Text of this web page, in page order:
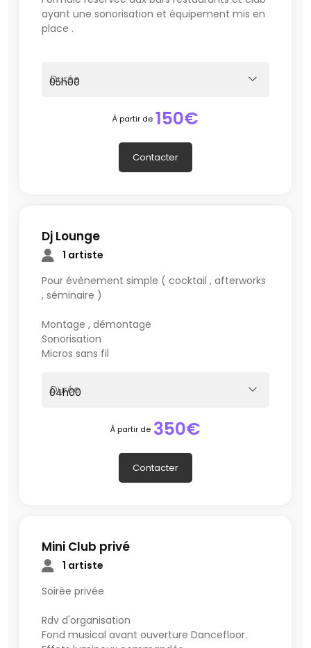
ayant une sonorisation et équipement mis en
place .
Durée
À partir de 150€
Contacter
Dj Lounge
1 artiste
Pour évènement simple ( cocktail , afterworks
, séminaire )
Montage , démontage
Sonorisation
Micros sans fil
Durée
À partir de 350€
Contacter
Mini Club privé
1 artiste
Soirée privée
Rdv d'organisation
Fond musical avant ouverture Dancefloor.